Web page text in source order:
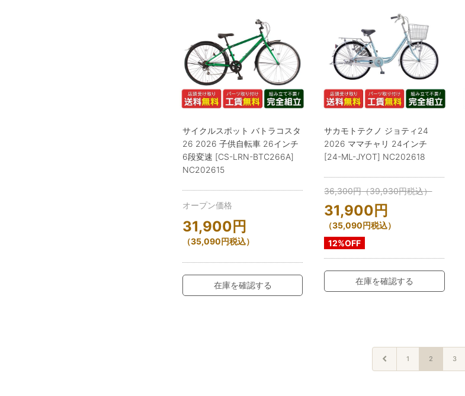
サイクルスポット バトラコスタ
26 2026 子供自転車 26インチ
6段変速 [CS-LRN-BTC266A]
NC202615
オープン価格
31,900 円
（35,090円税込）
在庫を確認する
サカモトテクノ ジョティ24
2026 ママチャリ 24インチ
[24-ML-JYOT] NC202618
36,300円（39,930円税込）
31,900 円
（35,090円税込）
12%OFF
在庫を確認する
1 2 3